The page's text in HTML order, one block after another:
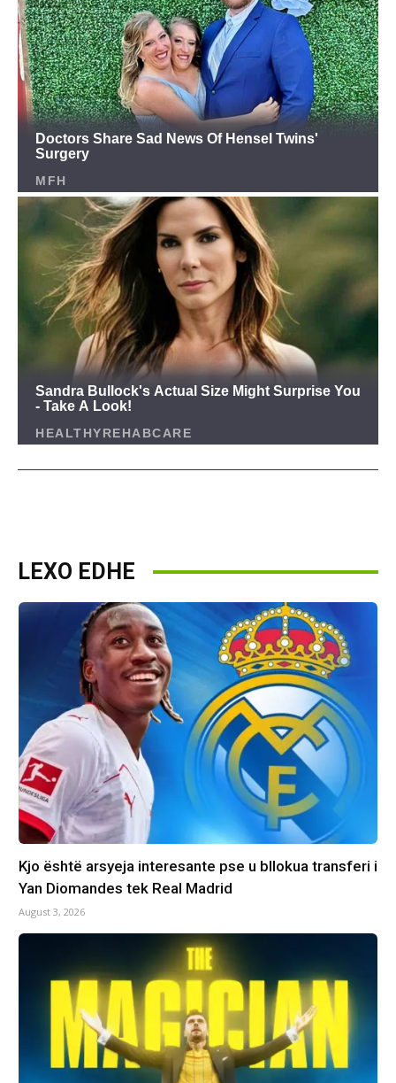
LEXO EDHE
Kjo është arsyeja interesante pse u bllokua transferi i
Yan Diomandes tek Real Madrid
August 3, 2026